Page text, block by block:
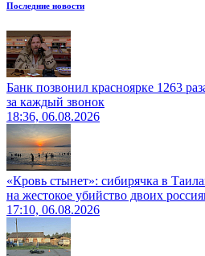
Последние новости
Банк позвонил красноярке 1263
за каждый звонок
18:36, 06.08.2026
«Кровь стынет»: сибирячка в
на жестокое убийство двоих
17:10, 06.08.2026